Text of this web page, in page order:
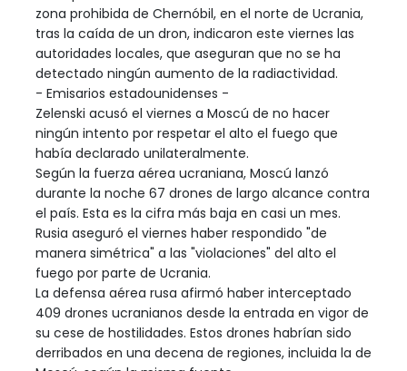
zona prohibida de Chernóbil, en el norte de Ucrania,
tras la caída de un dron, indicaron este viernes las
autoridades locales, que aseguran que no se ha
detectado ningún aumento de la radiactividad.
- Emisarios estadounidenses -
Zelenski acusó el viernes a Moscú de no hacer
ningún intento por respetar el alto el fuego que
había declarado unilateralmente.
Según la fuerza aérea ucraniana, Moscú lanzó
durante la noche 67 drones de largo alcance contra
el país. Esta es la cifra más baja en casi un mes.
Rusia aseguró el viernes haber respondido "de
manera simétrica" a las "violaciones" del alto el
fuego por parte de Ucrania.
La defensa aérea rusa afirmó haber interceptado
409 drones ucranianos desde la entrada en vigor de
su cese de hostilidades. Estos drones habrían sido
derribados en una decena de regiones, incluida la de